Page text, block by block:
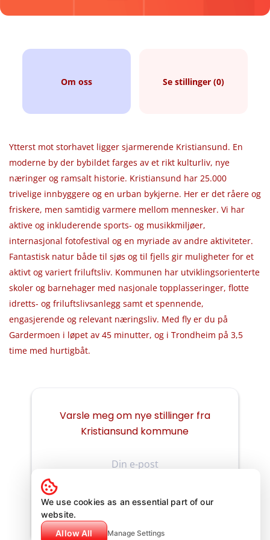
Om oss Se stillinger (0)
Ytterst mot storhavet ligger sjarmerende Kristiansund. En
moderne by der bybildet farges av et rikt kulturliv, nye
næringer og ramsalt historie. Kristiansund har 25.000
trivelige innbyggere og en urban bykjerne. Her er det råere og
friskere, men samtidig varmere mellom mennesker. Vi har
aktive og inkluderende sports- og musikkmiljøer,
internasjonal fotofestival og en myriade av andre aktiviteter.
Fantastisk natur både til sjøs og til fjells gir muligheter for et
aktivt og variert friluftsliv. Kommunen har utviklingsorienterte
skoler og barnehager med nasjonale topplasseringer, flotte
idretts- og friluftslivsanlegg samt et spennende,
engasjerende og relevant næringsliv. Med fly er du på
Gardermoen i løpet av 45 minutter, og i Trondheim på 3,5
time med hurtigbåt.
Varsle meg om nye stillinger fra
Kristiansund kommune
We use cookies as an essential part of our
website.
Allow All
Manage Settings